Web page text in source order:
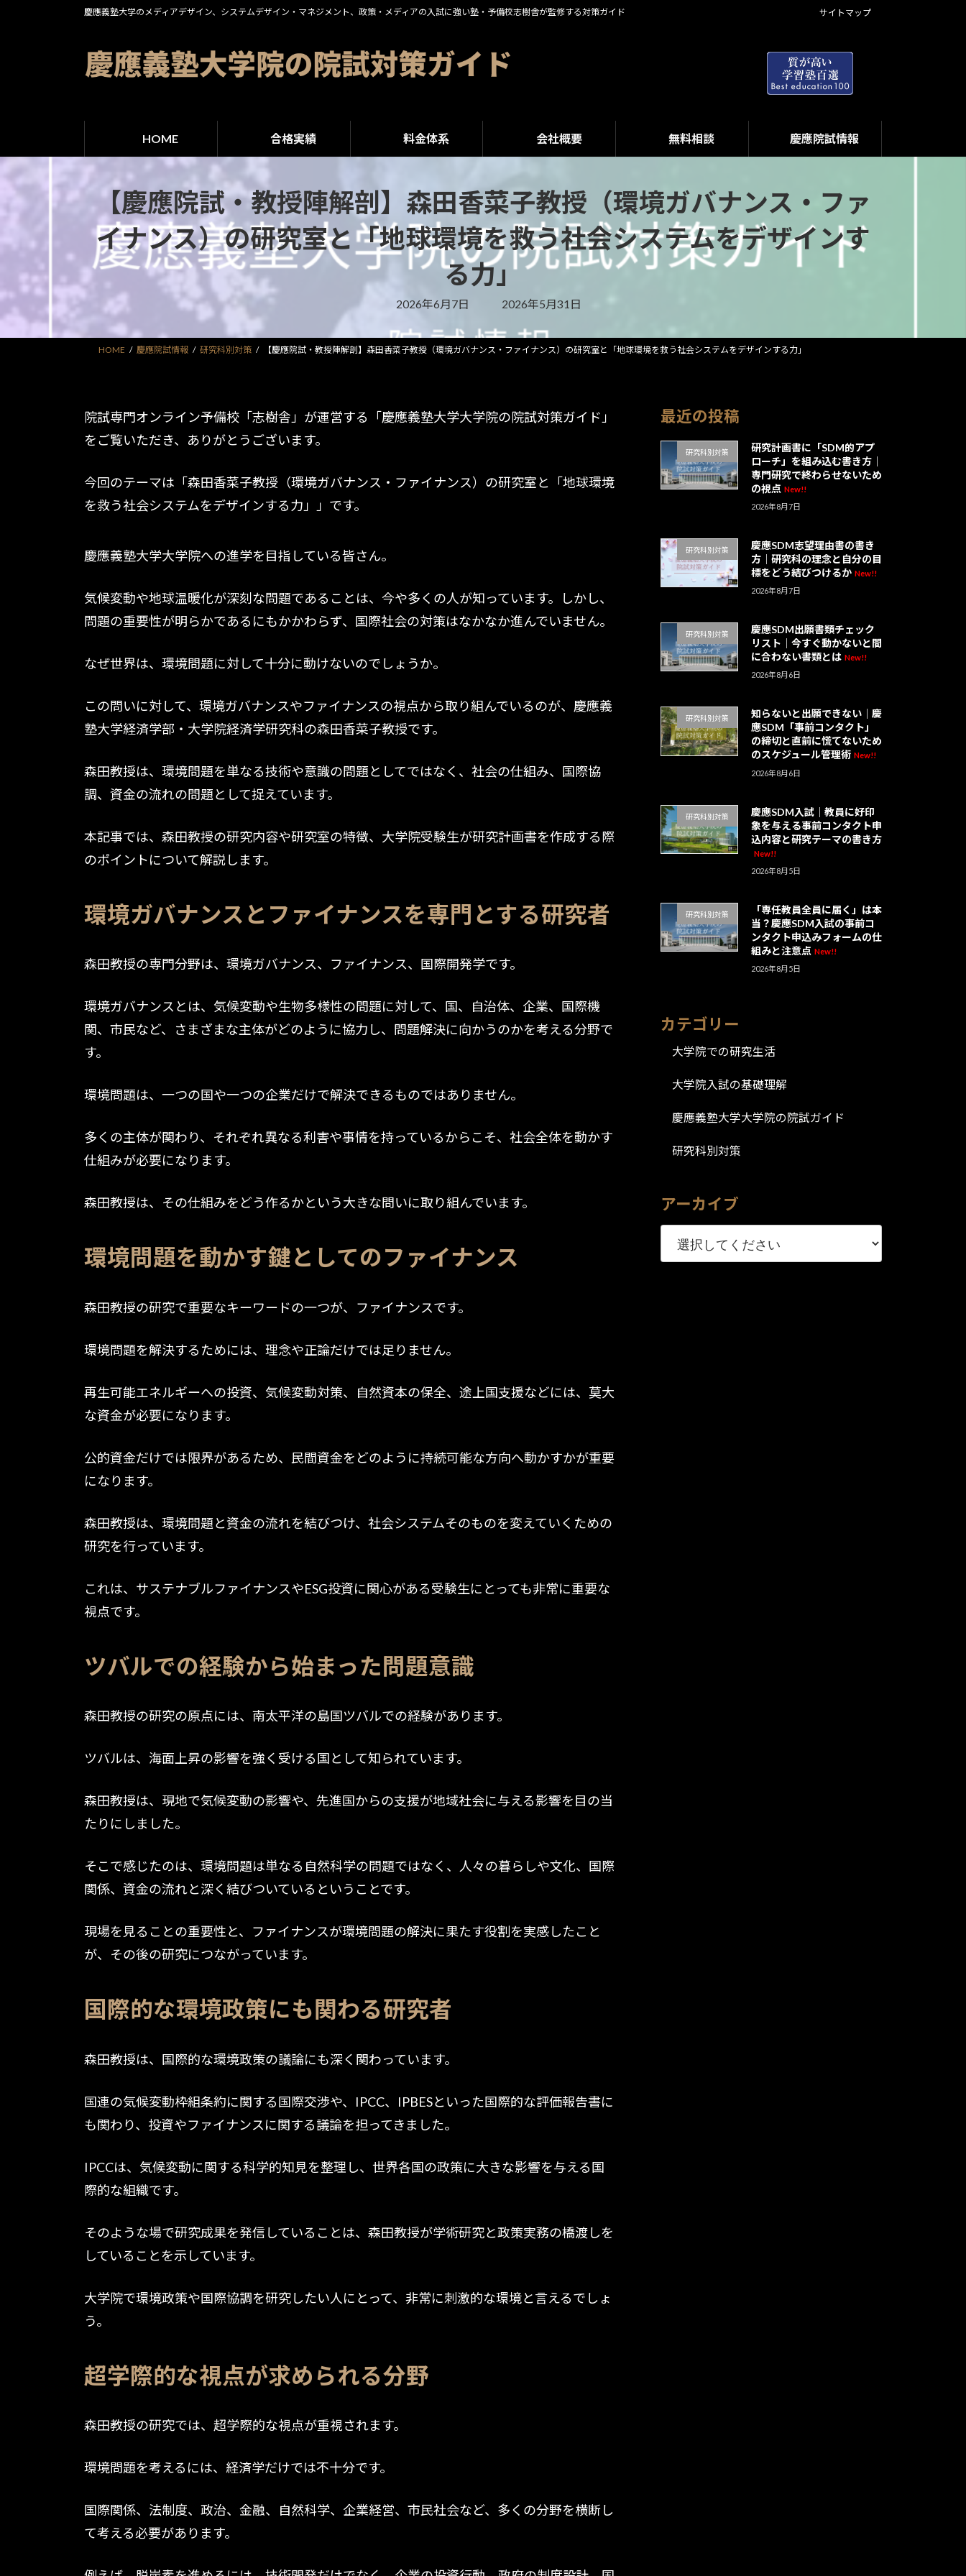
ッ
移
慶應義塾大学のメディアデザイン、システムデザイン・マネジメント、政策・メディアの入試に強い塾・予備校志樹舎が監修する対策ガイド サイトマップ
HOME 合格実績 料金体系 会社概要 無料相談 慶應院試情報
【慶應院試・教授陣解剖】森田香菜子教授（環境ガバナンス・ファ
イナンス）の研究室と「地球環境を救う社会システムをデザインす
る力」
2026年6月7日
最
新
日
2026年5月31日
HOME 慶應院試情報 研究科別対策 【慶應院試・教授陣解剖】森田香菜子教授（環境ガバナンス・ファイナンス）の研究室と「地球環境を救う社会システムをデザインする力」
院試専門オンライン予備校「志樹舎」が運営する「慶應義塾大学大学院の院試対策ガイド」
をご覧いただき、ありがとうございます。
今回のテーマは「森田香菜子教授（環境ガバナンス・ファイナンス）の研究室と「地球環境
を救う社会システムをデザインする力」」です。
慶應義塾大学大学院への進学を目指している皆さん。
気候変動や地球温暖化が深刻な問題であることは、今や多くの人が知っています。しかし、
問題の重要性が明らかであるにもかかわらず、国際社会の対策はなかなか進んでいません。
なぜ世界は、環境問題に対して十分に動けないのでしょうか。
この問いに対して、環境ガバナンスやファイナンスの視点から取り組んでいるのが、慶應義
塾大学経済学部・大学院経済学研究科の森田香菜子教授です。
森田教授は、環境問題を単なる技術や意識の問題としてではなく、社会の仕組み、国際協
調、資金の流れの問題として捉えています。
本記事では、森田教授の研究内容や研究室の特徴、大学院受験生が研究計画書を作成する際
のポイントについて解説します。
環境ガバナンスとファイナンスを専門とする研究者
森田教授の専門分野は、環境ガバナンス、ファイナンス、国際開発学です。
環境ガバナンスとは、気候変動や生物多様性の問題に対して、国、自治体、企業、国際機
関、市民など、さまざまな主体がどのように協力し、問題解決に向かうのかを考える分野で
す。
環境問題は、一つの国や一つの企業だけで解決できるものではありません。
多くの主体が関わり、それぞれ異なる利害や事情を持っているからこそ、社会全体を動かす
仕組みが必要になります。
森田教授は、その仕組みをどう作るかという大きな問いに取り組んでいます。
環境問題を動かす鍵としてのファイナンス
森田教授の研究で重要なキーワードの一つが、ファイナンスです。
環境問題を解決するためには、理念や正論だけでは足りません。
再生可能エネルギーへの投資、気候変動対策、自然資本の保全、途上国支援などには、莫大
な資金が必要になります。
公的資金だけでは限界があるため、民間資金をどのように持続可能な方向へ動かすかが重要
になります。
森田教授は、環境問題と資金の流れを結びつけ、社会システムそのものを変えていくための
研究を行っています。
これは、サステナブルファイナンスやESG投資に関心がある受験生にとっても非常に重要な
視点です。
ツバルでの経験から始まった問題意識
森田教授の研究の原点には、南太平洋の島国ツバルでの経験があります。
ツバルは、海面上昇の影響を強く受ける国として知られています。
森田教授は、現地で気候変動の影響や、先進国からの支援が地域社会に与える影響を目の当
たりにしました。
そこで感じたのは、環境問題は単なる自然科学の問題ではなく、人々の暮らしや文化、国際
関係、資金の流れと深く結びついているということです。
現場を見ることの重要性と、ファイナンスが環境問題の解決に果たす役割を実感したこと
が、その後の研究につながっています。
国際的な環境政策にも関わる研究者
森田教授は、国際的な環境政策の議論にも深く関わっています。
国連の気候変動枠組条約に関する国際交渉や、IPCC、IPBESといった国際的な評価報告書に
も関わり、投資やファイナンスに関する議論を担ってきました。
IPCCは、気候変動に関する科学的知見を整理し、世界各国の政策に大きな影響を与える国
際的な組織です。
そのような場で研究成果を発信していることは、森田教授が学術研究と政策実務の橋渡しを
していることを示しています。
大学院で環境政策や国際協調を研究したい人にとって、非常に刺激的な環境と言えるでしょ
う。
超学際的な視点が求められる分野
森田教授の研究では、超学際的な視点が重視されます。
環境問題を考えるには、経済学だけでは不十分です。
国際関係、法制度、政治、金融、自然科学、企業経営、市民社会など、多くの分野を横断し
て考える必要があります。
最近の投稿
研究科別対策
研究計画書に「SDM的アプ
ローチ」を組み込む書き方｜
専門研究で終わらせないため
の視点 New!!
2026年8月7日
研究科別対策
慶應SDM志望理由書の書き
方｜研究科の理念と自分の目
標をどう結びつけるか New!!
2026年8月7日
研究科別対策
慶應SDM出願書類チェック
リスト｜今すぐ動かないと間
に合わない書類とは New!!
2026年8月6日
研究科別対策
知らないと出願できない｜慶
應SDM「事前コンタクト」
の締切と直前に慌てないため
のスケジュール管理術 New!!
2026年8月6日
研究科別対策
慶應SDM入試｜教員に好印
象を与える事前コンタクト申
込内容と研究テーマの書き方
New!!
2026年8月5日
研究科別対策
「専任教員全員に届く」は本
当？慶應SDM入試の事前コ
ンタクト申込みフォームの仕
組みと注意点 New!!
2026年8月5日
カテゴリー
大学院での研究生活
大学院入試の基礎理解
慶應義塾大学大学院の院試ガイド
研究科別対策
アーカイブ